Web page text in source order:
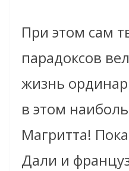
При этом сам
парадоксов
жизнь
в этом
Магритта!
Дали и